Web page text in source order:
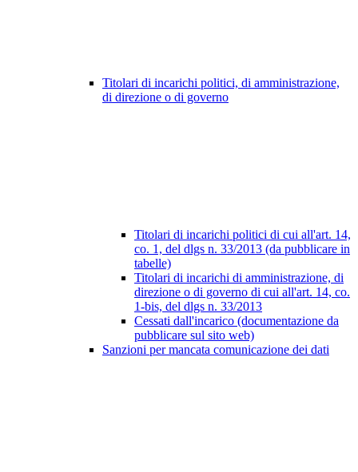
Titolari di incarichi politici, di amministrazione,
di direzione o di governo
Titolari di incarichi politici di cui all'art. 14,
co. 1, del dlgs n. 33/2013 (da pubblicare in
tabelle)
Titolari di incarichi di amministrazione, di
direzione o di governo di cui all'art. 14, co.
1-bis, del dlgs n. 33/2013
Cessati dall'incarico (documentazione da
pubblicare sul sito web)
Sanzioni per mancata comunicazione dei dati